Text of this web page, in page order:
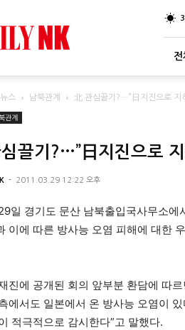
전
뉴스 남북관계 北 관심끌기?…”日지진으로 지
관계
끌기?…”日지진으로
- 2011.03.29 12:22 오후
일 경기도 문산 남북출입국사무소
이에 따른 방사능 오염 피해에 대한
진에 공개된 회의 앞부분 환담에 따
에서도 일본에서 온 방사능 오염이
적극적으로 감시한다”고 말했다.